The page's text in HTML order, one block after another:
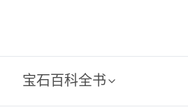
宝石百科全书